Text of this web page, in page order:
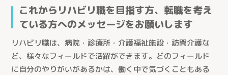
居宅介護支援
訪問看護
訪問介護
通所介護
ケアセンターとこしん（所沢市）
ケアセンターさきたま（行田市）
熊谷生協ケアセンター（熊谷市）
生協ちちぶケアステーション（秩父市）
お問い合わせ
個人情報の取り扱いについて →
これからリハビリ職を目指す方、転職を考え
ている方へのメッセージをお願いします
リハビリ職は、病院・診療所・介護福祉施設・訪問介護な
ど、様々なフィールドで活躍ができます。どのフィールド
に自分のやりがいがあるかは、働く中で気づくこともある